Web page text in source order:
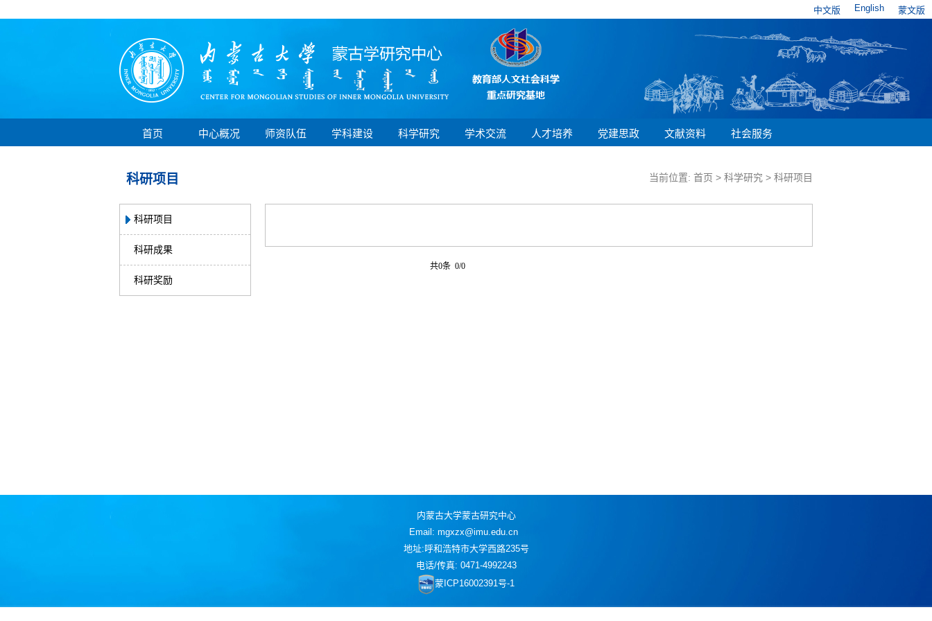
中文版 English 蒙文版
首页 中心概况 师资队伍 学科建设 科学研究 学术交流 人才培养 党建思政 文献资料 社会服务
科研项目
科研项目
科研成果
科研奖励
当前位置: 首页 > 科学研究 > 科研项目
共0条 0/0
内蒙古大学蒙古研究中心
Email: mgxzx@imu.edu.cn
地址:呼和浩特市大学西路235号
电话/传真: 0471-4992243
蒙ICP16002391号-1